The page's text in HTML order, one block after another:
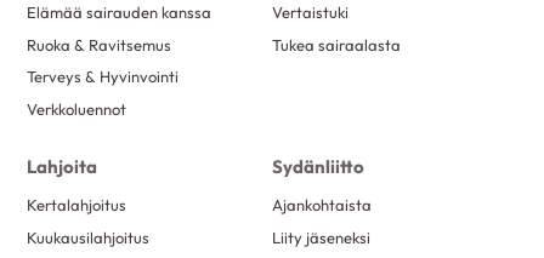
Elämää sairauden kanssa
Ruoka & Ravitsemus
Terveys & Hyvinvointi
Verkkoluennot
Vertaistuki
Tukea sairaalasta
Lahjoita
Kertalahjoitus
Kuukausilahjoitus
Sydänliitto
Ajankohtaista
Liity jäseneksi